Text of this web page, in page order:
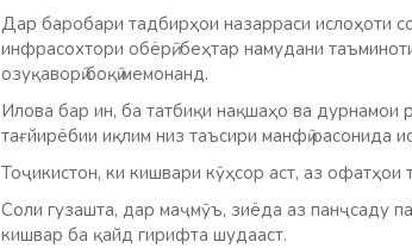
Дар баробари тадбирҳои назарраси ислоҳоти
инфрасохтори обёрӣ, беҳтар намудани
озуқаворӣ боқӣ мемонанд.
Илова бар ин, ба татбиқи нақшаҳо ва дурнамои
тағйирёбии иқлим низ таъсири манфӣ расонида
Тоҷикистон, ки кишвари кӯҳсор аст, аз офатҳои
Соли гузашта, дар маҷмӯъ, зиёда аз панҷсаду
кишвар ба қайд гирифта шудааст.